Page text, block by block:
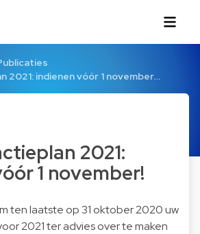
2021: indienen vóór 1 november…
2021:
1 november!
ten laatste op 31 oktober 2020 uw
2021 ter advies over te maken